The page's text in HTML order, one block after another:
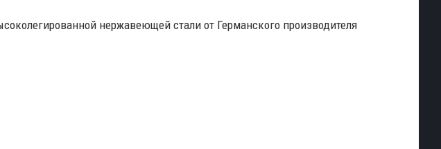
нержавеющей стали от Германского производителя